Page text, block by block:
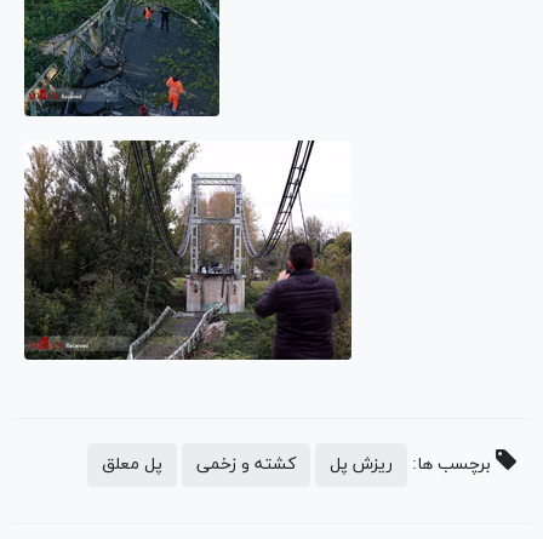
برچسب ها: ریزش پل کشته و زخمی پل معلق